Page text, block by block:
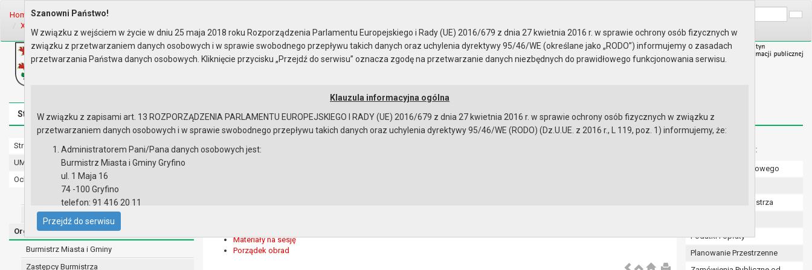
Home Organy Rada Miejska
XXXII sesja Rady - 28.03.2013,..
Biuletyn Informacji Publicznej
Urząd Miasta i Gminy w Gryfinie
Strona główna Mapa serwisu Aktualności Redakcja Instrukcja korzystania Dostępność
Strona główna
UMiG - telefony wewnętrzne
Ochrona danych osobowych
Urząd Miasta i Gminy w Gryfinie
Straż Miejska
Organy
Burmistrz Miasta i Gminy
Zastępcy Burmistrza
XXXII sesja Rady - 28.03.2013, 12.04.2013
Materiały na sesję
Porządek obrad
Menu dodatkowe:
Numer konta bankowego
Zarządzenia Burmistrza
Podatki i opłaty
Planowanie Przestrzenne
Szanowni Państwo!
W związku z wejściem w życie w dniu 25 maja 2018 roku Rozporządzenia Parlamentu Europejskiego i Rady (UE) 2016/679 z dnia 27 kwietnia 2016 r. w sprawie ochrony osób fizycznych w
związku z przetwarzaniem danych osobowych i w sprawie swobodnego przepływu takich danych oraz uchylenia dyrektywy 95/46/WE (określane jako „RODO”) informujemy o zasadach
przetwarzania Państwa danych osobowych. Kliknięcie przycisku „Przejdź do serwisu” oznacza zgodę na przetwarzanie danych niezbędnych do prawidłowego funkcjonowania serwisu.
Klauzula informacyjna ogólna
W związku z zapisami art. 13 ROZPORZĄDZENIA PARLAMENTU EUROPEJSKIEGO I RADY (UE) 2016/679 z dnia 27 kwietnia 2016 r. w sprawie ochrony osób fizycznych w związku z
przetwarzaniem danych osobowych i w sprawie swobodnego przepływu takich danych oraz uchylenia dyrektywy 95/46/WE (RODO) (Dz.U.UE. z 2016 r., L 119, poz. 1) informujemy, że:
Administratorem Pani/Pana danych osobowych jest:
Burmistrz Miasta i Gminy Gryfino
ul. 1 Maja 16
74 -100 Gryfino
telefon: 91 416 20 11
e-mail:
burmistrz@gryfino.pl
Dane kontaktowe Inspektora Ochrony Danych:
telefon: 91 416 20 11
e-mail:iod@gryfino.pl
Przejdź do serwisu